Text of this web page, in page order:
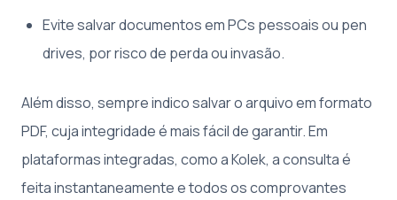
Evite salvar documentos em PCs pessoais ou pen
drives, por risco de perda ou invasão.
Além disso, sempre indico salvar o arquivo em formato
PDF, cuja integridade é mais fácil de garantir. Em
plataformas integradas, como a Kolek, a consulta é
feita instantaneamente e todos os comprovantes